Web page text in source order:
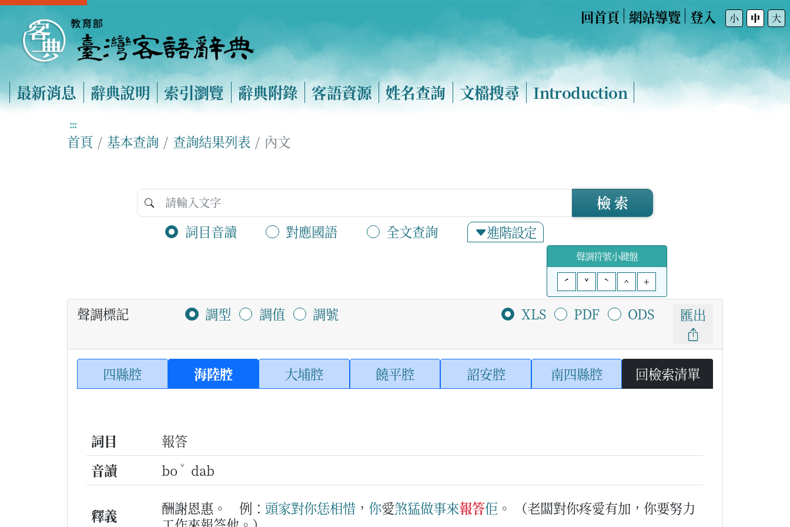
回首頁 網站導覽 登入 小 中 大
最新消息 辭典說明 索引瀏覽 辭典附錄 客語資源 姓名查詢 文檔搜尋 Introduction
:::
首頁 基本查詢 查詢結果列表 內文
詞目音讀 對應國語 全文查詢 進階設定
檢 索
聲調符號小鍵盤
ˊ
ˇ ˋ ^ +
聲調標記 調型 調值 調號 XLS PDF ODS 匯出
四縣腔 海陸腔 大埔腔 饒平腔 詔安腔 南四縣腔 回檢索清單
詞目
報答
音讀
bo ˇ dab
釋義 酬謝恩惠。 例： 頭家對你恁相惜 ， 你愛煞猛做事來報答佢 。
（老闆對你疼愛有加，你要努力